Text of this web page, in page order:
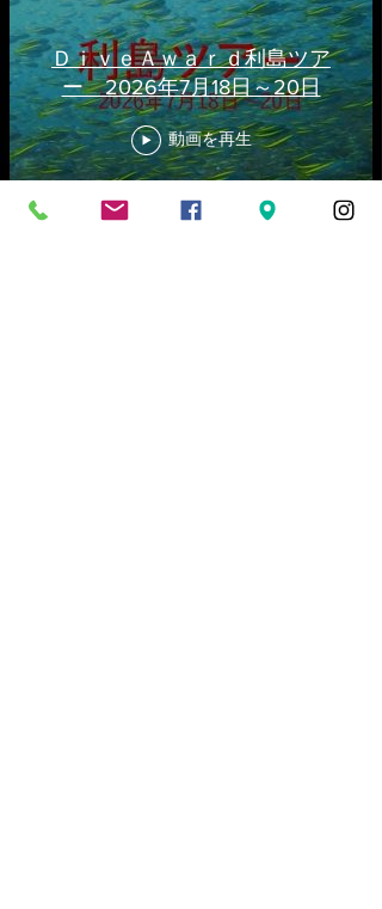
ＤｉｖｅＡｗａｒｄ利島ツア
ー 2026年7月18日～20日
動画を再生